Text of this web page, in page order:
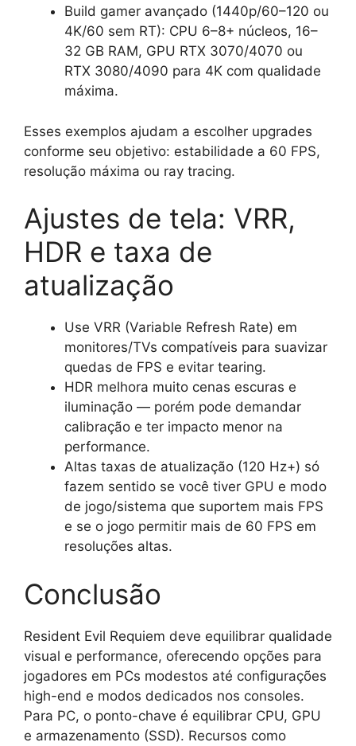
Build gamer avançado (1440p/60–120 ou
4K/60 sem RT): CPU 6–8+ núcleos, 16–
32 GB RAM, GPU RTX 3070/4070 ou
RTX 3080/4090 para 4K com qualidade
máxima.
Esses exemplos ajudam a escolher upgrades
conforme seu objetivo: estabilidade a 60 FPS,
resolução máxima ou ray tracing.
Ajustes de tela: VRR,
HDR e taxa de
atualização
Use VRR (Variable Refresh Rate) em
monitores/TVs compatíveis para suavizar
quedas de FPS e evitar tearing.
HDR melhora muito cenas escuras e
iluminação — porém pode demandar
calibração e ter impacto menor na
performance.
Altas taxas de atualização (120 Hz+) só
fazem sentido se você tiver GPU e modo
de jogo/sistema que suportem mais FPS
e se o jogo permitir mais de 60 FPS em
resoluções altas.
Conclusão
Resident Evil Requiem deve equilibrar qualidade
visual e performance, oferecendo opções para
jogadores em PCs modestos até configurações
high-end e modos dedicados nos consoles.
Para PC, o ponto-chave é equilibrar CPU, GPU
e armazenamento (SSD). Recursos como